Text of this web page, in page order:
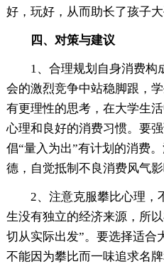
好，玩好，从而助长了孩子大
四、对策与建议
1、合理规划自身消费构
会的激烈竞争中站稳脚跟，
有更理性的思考，在大学生
心理和良好的消费习惯。要
倡“量入为出”有计划的消费
德，自觉抵制不良消费风气影
2、注意克服攀比心理，
生没有独立的经济来源，所
切从实际出发”。要选择适合
不能因为攀比而一味追求名